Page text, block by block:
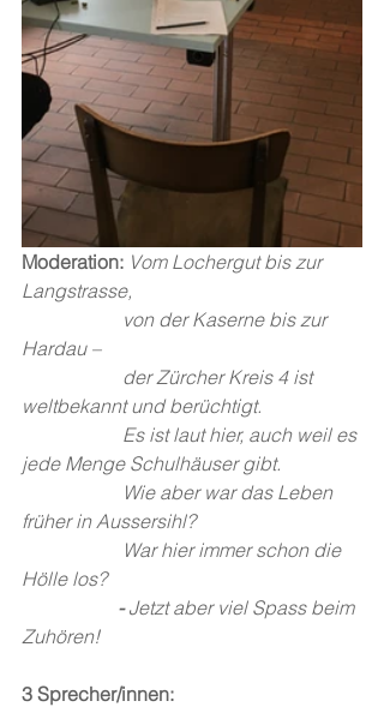
Moderation: Vom Lochergut bis zur
Langstrasse,
von der Kaserne bis zur
Hardau –
weltbekannt und berüchtigt.
Es ist laut hier, auch weil es
jede Menge Schulhäuser gibt.
früher in Aussersihl?
Hölle los?
                    -
Jetzt aber viel Spass beim
Zuhören!
3 Sprecher/innen: